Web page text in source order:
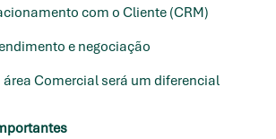
com o Cliente (CRM)
e negociação
área Comercial será um diferencial